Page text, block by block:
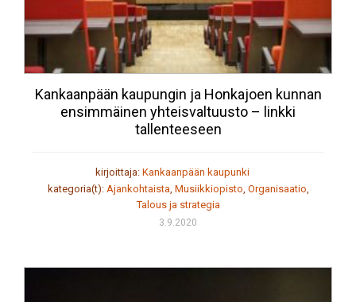
Kankaanpään kaupungin ja Honkajoen kunnan
ensimmäinen yhteisvaltuusto – linkki
tallenteeseen
kirjoittaja: Kankaanpään kaupunki
kategoria(t): Ajankohtaista, Musiikkiopisto, Organisaatio,
Talous ja strategia
3.9.2020